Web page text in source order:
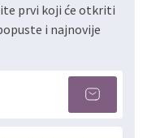
prvi koji će otkriti
i najnovije